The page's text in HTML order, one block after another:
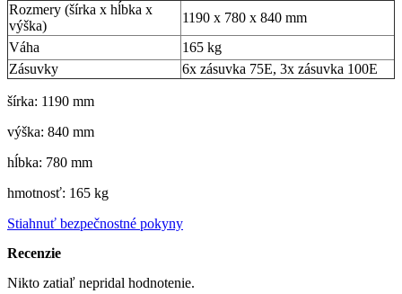
Rozmery (šírka x hĺbka x
výška)
1190 x 780 x 840 mm
Váha
165 kg
Zásuvky
6x zásuvka 75E, 3x zásuvka 100E
šírka: 1190 mm
výška: 840 mm
hĺbka: 780 mm
hmotnosť: 165 kg
Stiahnuť bezpečnostné pokyny
Recenzie
Nikto zatiaľ nepridal hodnotenie.